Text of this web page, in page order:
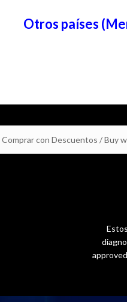
Otros países
Comprar con Descuentos / Buy